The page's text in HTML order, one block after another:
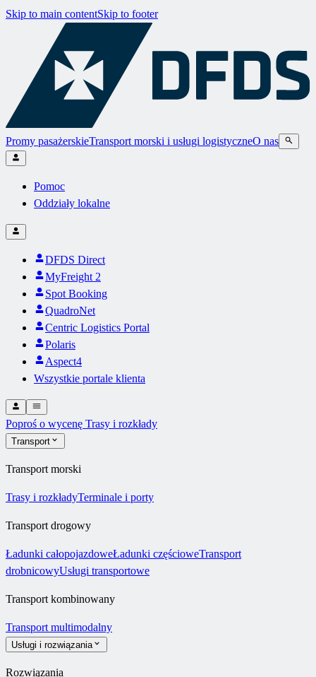
Skip to main contentSkip to footer
Promy pasażerskieTransport morski i usługi logistyczneO nas
Pomoc
Oddziały lokalne
DFDS Direct
MyFreight 2
Spot Booking
QuadroNet
Centric Logistics Portal
Polaris
Aspect4
Wszystkie portale klienta
Poproś o wycenę Trasy i rozkłady
Transport
Transport morski
Trasy i rozkładyTerminale i porty
Transport drogowy
Ładunki całopojazdoweŁadunki częścioweTransport
drobnicowyUsługi transportowe
Transport kombinowany
Transport multimodalny
Usługi i rozwiązania
Rozwiązania